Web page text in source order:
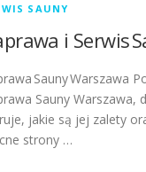
SAUNY
i Serwis
Sauny Warszawa
Sauny Warszawa,
jakie są jej zalety
strony …